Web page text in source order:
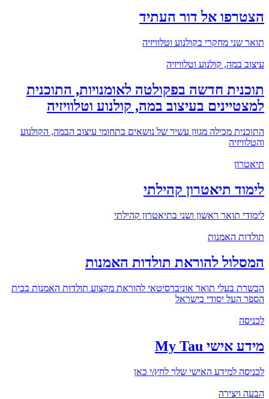
הצטרפו אל דור העתיד
תואר שני מחקרי בקולנוע וטלוויזיה
עיצוב במה, קולנוע וטלוויזיה
תוכנית חדשה בפקולטה לאומנויות, התוכנית
למצטיינים בעיצוב במה, קולנוע וטלוויזיה
התוכנית מכילה מגוון עשיר של נושאים בתחומי עיצוב הבמה, הקולנוע
והטלוויזיה
תיאטרון
לימוד תיאטרון קהילתי
לימודי תואר ראשון ושני בתיאטרון קהילתי
תולדות האמנות
המסלול להוראת תולדות האמנות
הכשרת בעלי תואר אוניברסיטאי להוראת מקצוע תולדות האמנות בבית
הספר העל יסודי בישראל
לכניסה
מידע אישי My Tau
לכניסה למידע האישי שלך לחץ/י כאן
הבעה ויצירה